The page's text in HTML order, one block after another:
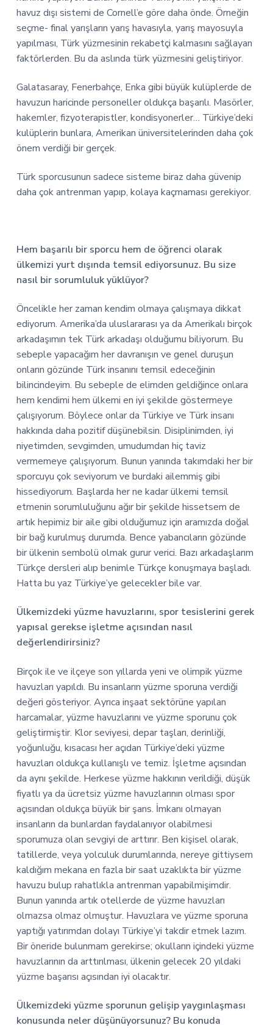
havuz dışı sistemi de Cornell’e göre daha önde. Örneğin
seçme- final yarışların yarış havasıyla, yarış mayosuyla
yapılması, Türk yüzmesinin rekabetçi kalmasını sağlayan
faktörlerden. Bu da aslında türk yüzmesini geliştiriyor.
Galatasaray, Fenerbahçe, Enka gibi büyük kulüplerde de
havuzun haricinde personeller oldukça başarılı. Masörler,
hakemler, fizyoterapistler, kondisyonerler… Türkiye’deki
kulüplerin bunlara, Amerikan üniversitelerinden daha çok
önem verdiği bir gerçek.
Türk sporcusunun sadece sisteme biraz daha güvenip
daha çok antrenman yapıp, kolaya kaçmaması gerekiyor.
Hem başarılı bir sporcu hem de öğrenci olarak
ülkemizi yurt dışında temsil ediyorsunuz. Bu size
nasıl bir sorumluluk yüklüyor?
Öncelikle her zaman kendim olmaya çalışmaya dikkat
ediyorum. Amerika’da uluslararası ya da Amerikalı birçok
arkadaşımın tek Türk arkadaşı olduğumu biliyorum. Bu
sebeple yapacağım her davranışın ve genel duruşun
onların gözünde Türk insanını temsil edeceğinin
bilincindeyim. Bu sebeple de elimden geldiğince onlara
hem kendimi hem ülkemi en iyi şekilde göstermeye
çalışıyorum. Böylece onlar da Türkiye ve Türk insanı
hakkında daha pozitif düşünebilsin. Disiplinimden, iyi
niyetimden, sevgimden, umudumdan hiç taviz
vermemeye çalışıyorum. Bunun yanında takımdaki her bir
sporcuyu çok seviyorum ve burdaki ailemmiş gibi
hissediyorum. Başlarda her ne kadar ülkemi temsil
etmenin sorumluluğunu ağır bir şekilde hissetsem de
artık hepimiz bir aile gibi olduğumuz için aramızda doğal
bir bağ kurulmuş durumda. Bence yabancıların gözünde
bir ülkenin sembolü olmak gurur verici. Bazı arkadaşlarım
Türkçe dersleri alıp benimle Türkçe konuşmaya başladı.
Hatta bu yaz Türkiye’ye gelecekler bile var.
Ülkemizdeki yüzme havuzlarını, spor tesislerini gerek
yapısal gerekse işletme açısından nasıl
değerlendirirsiniz?
Birçok ile ve ilçeye son yıllarda yeni ve olimpik yüzme
havuzları yapıldı. Bu insanların yüzme sporuna verdiği
değeri gösteriyor. Ayrıca inşaat sektörüne yapılan
harcamalar, yüzme havuzlarını ve yüzme sporunu çok
geliştirmiştir. Klor seviyesi, depar taşları, derinliği,
yoğunluğu, kısacası her açıdan Türkiye’deki yüzme
havuzları oldukça kullanışlı ve temiz. İşletme açısından
da aynı şekilde. Herkese yüzme hakkının verildiği, düşük
fiyatlı ya da ücretsiz yüzme havuzlarının olması spor
açısından oldukça büyük bir şans. İmkanı olmayan
insanların da bunlardan faydalanıyor olabilmesi
sporumuza olan sevgiyi de arttırır. Ben kişisel olarak,
tatillerde, veya yolculuk durumlarında, nereye gittiysem
kaldığım mekana en fazla bir saat uzaklıkta bir yüzme
havuzu bulup rahatlıkla antrenman yapabilmişimdir.
Bunun yanında artık otellerde de yüzme havuzları
olmazsa olmaz olmuştur. Havuzlara ve yüzme sporuna
yaptığı yatırımdan dolayı Türkiye’yi takdir etmek lazım.
Bir öneride bulunmam gerekirse; okulların içindeki yüzme
havuzlarının da arttırılması, ülkenin gelecek 20 yıldaki
yüzme başarısı açısından iyi olacaktır.
Ülkemizdeki yüzme sporunun gelişip yaygınlaşması
konusunda neler düşünüyorsunuz? Bu konuda